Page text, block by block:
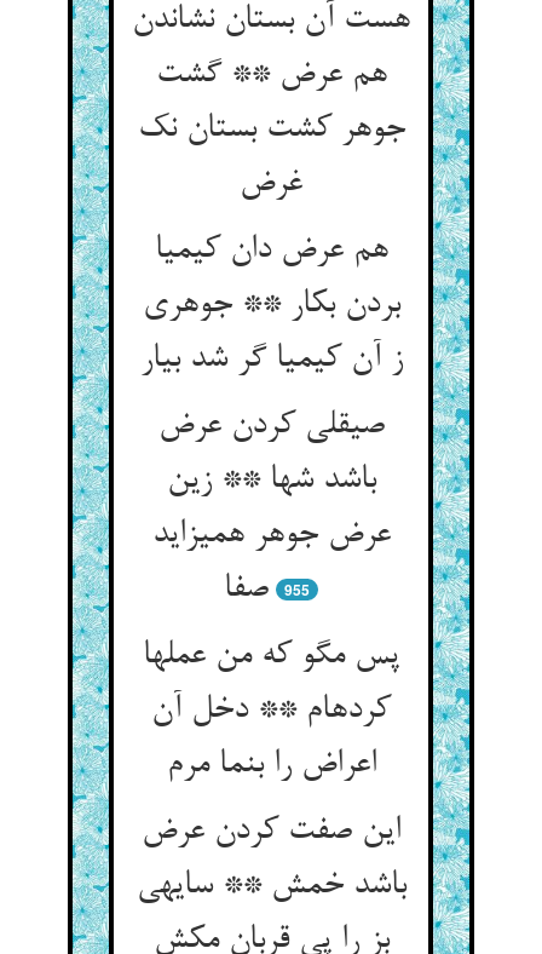
هست آن بستان نشاندن
هم عرض ** گشت
جوهر کشت بستان نک
غرض‏
هم عرض دان کیمیا
بردن بکار ** جوهری
ز آن کیمیا گر شد بیار
صیقلی کردن عرض
باشد شها ** زین
عرض جوهر همی‏زاید
صفا
955
پس مگو که من عملها
کرده‏ام ** دخل آن
اعراض را بنما مرم‏
این صفت کردن عرض
باشد خمش ** سایه‏ی
بز را پی قربان مکش‏